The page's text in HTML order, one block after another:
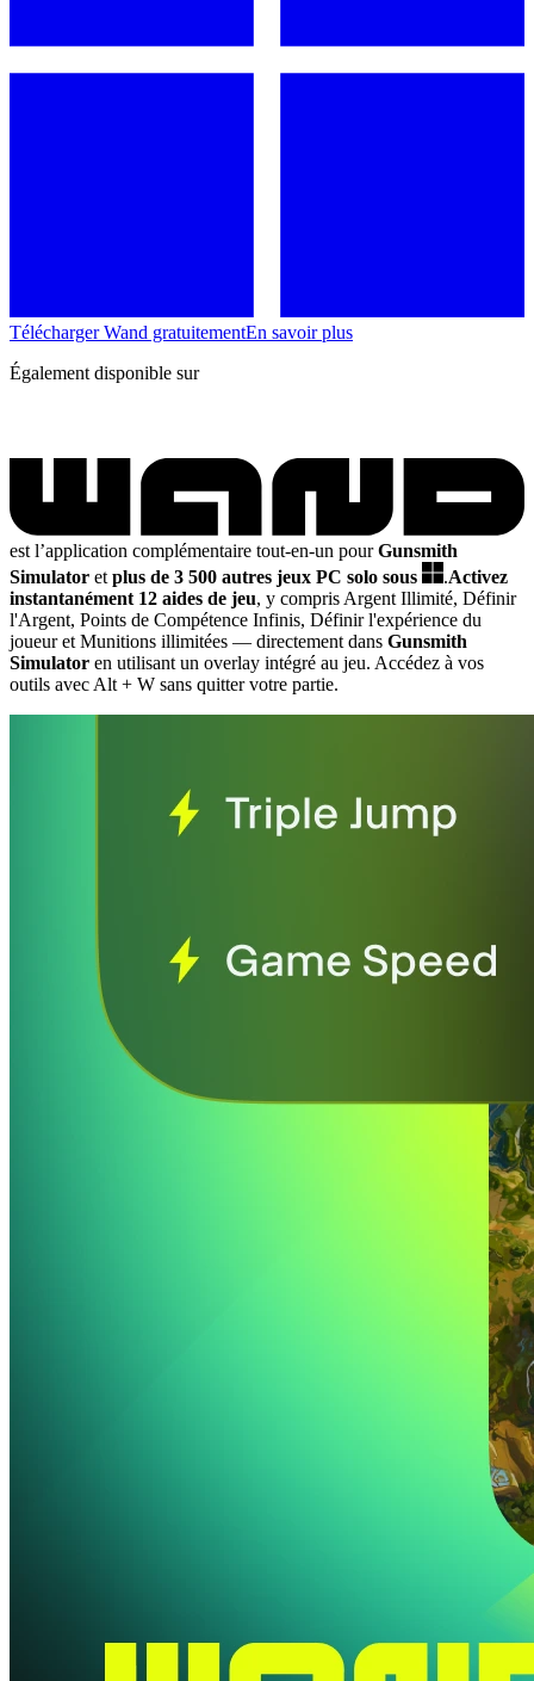
Télécharger Wand gratuitementEn savoir plus
Également disponible sur
est l’application complémentaire tout-en-un pourGunsmith
Simulator et plus de 3 500 autres jeux PC solo sous .Activez
instantanément 12 aides de jeu, y compris Argent Illimité, Définir
l'Argent, Points de Compétence Infinis, Définir l'expérience du
joueur et Munitions illimitées — directement dans Gunsmith
Simulator en utilisant un overlay intégré au jeu. Accédez à vos
outils avec Alt + W sans quitter votre partie.